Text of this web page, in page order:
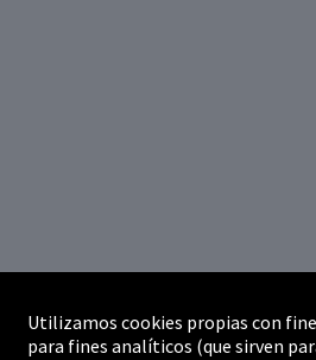
Utilizamos cookies propias con
para fines analíticos (que sirven